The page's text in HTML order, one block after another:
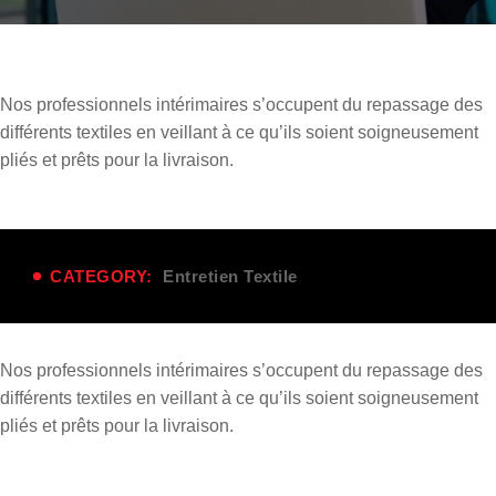
Nos professionnels intérimaires s’occupent du repassage des
différents textiles en veillant à ce qu’ils soient soigneusement
pliés et prêts pour la livraison.
CATEGORY: Entretien Textile
Nos professionnels intérimaires s’occupent du repassage des
différents textiles en veillant à ce qu’ils soient soigneusement
pliés et prêts pour la livraison.